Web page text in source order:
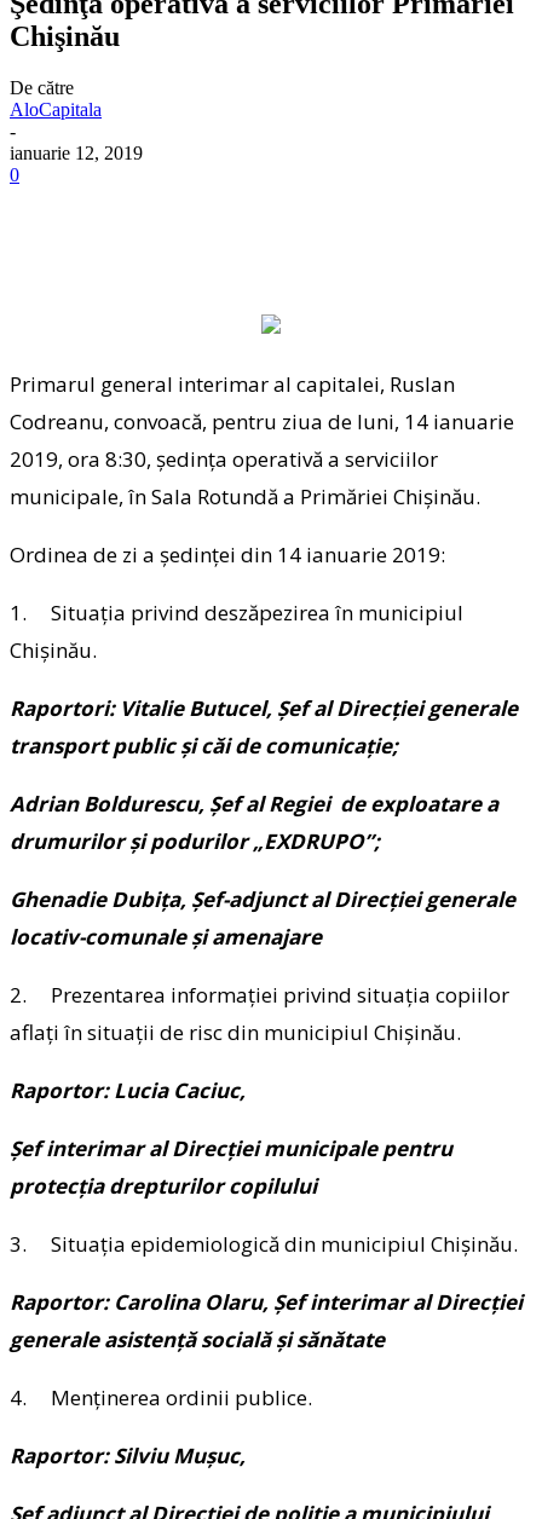
Chişinău
De către
AloCapitala
-
ianuarie 12, 2019
0
Primarul general interimar al capitalei, Ruslan
Codreanu, convoacă, pentru ziua de luni, 14 ianuarie
2019, ora 8:30, şedinţa operativă a serviciilor
municipale, în Sala Rotundă a Primăriei Chişinău.
Ordinea de zi a şedinţei din 14 ianuarie 2019:
1. Situația privind deszăpezirea în municipiul
Chișinău.
Raportori: Vitalie Butucel, Șef al Direcției generale
transport public și căi de comunicație;
Adrian Boldurescu, Șef al Regiei de exploatare a
drumurilor și podurilor „EXDRUPO”;
Ghenadie Dubița, Şef-adjunct al Direcției generale
locativ-comunale și amenajare
2. Prezentarea informaţiei privind situaţia copiilor
aflaţi în situaţii de risc din municipiul Chişinău.
Raportor: Lucia Caciuc,
Şef interimar al Direcţiei municipale pentru
protecţia drepturilor copilului
3. Situaţia epidemiologică din municipiul Chişinău.
Raportor: Carolina Olaru, Șef interimar al Direcţiei
generale asistenţă socială şi sănătate
4. Menţinerea ordinii publice.
Raportor: Silviu Muşuc,
Şef adjunct al Direcţiei de poliţie a municipiului